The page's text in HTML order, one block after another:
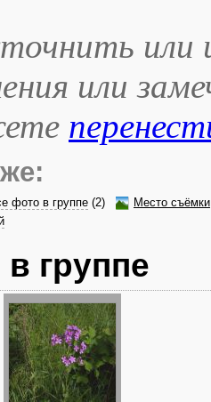
или
или
фото в группе (2)
Место съёмки
группе